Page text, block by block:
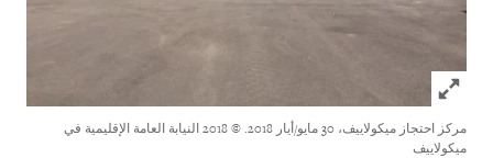
Click to expand Image
مركز احتجاز ميكولاييف، 30 مايو/أيار 2018.
© 2018 النيابة العامة الإقليمية في
ميكولاييف